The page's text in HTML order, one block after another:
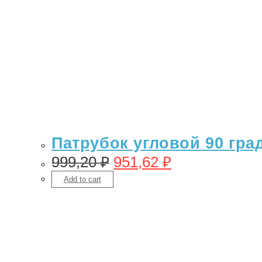
Патрубок угловой 90
999,20₽ 951,62 ₽
Add to cart